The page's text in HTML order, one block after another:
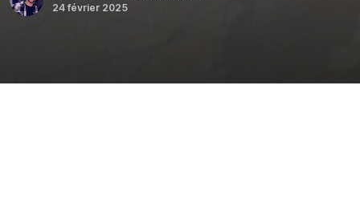
24 février 2025